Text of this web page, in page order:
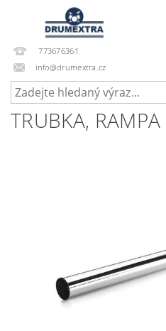
773676361
info@drumextra.cz
TRUBKA,